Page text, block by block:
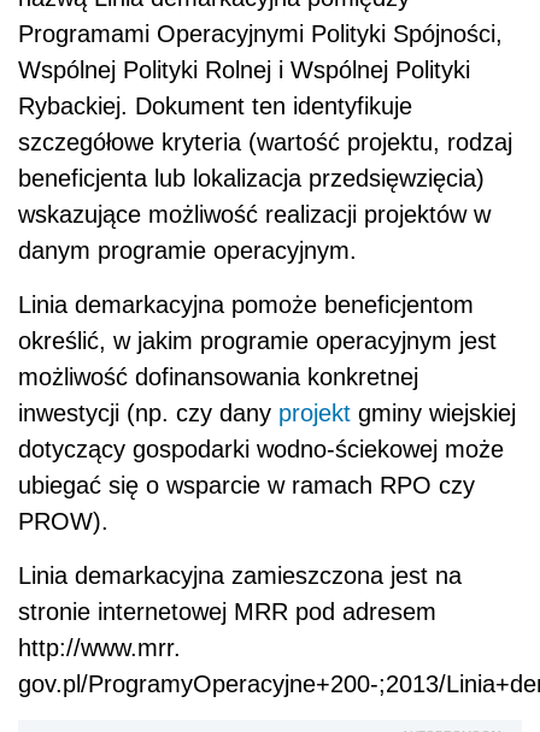
określić, w jakim programie operacyjnym jest
możliwość dofinansowania konkretnej
inwestycji (np. czy dany
projekt
gminy wiejskiej
dotyczący gospodarki wodno-ściekowej może
ubiegać się o wsparcie w ramach RPO czy
PROW).
Linia demarkacyjna zamieszczona jest na
gov.pl/ProgramyOperacyjne+200-;2013/
AUTOPROMOCJA